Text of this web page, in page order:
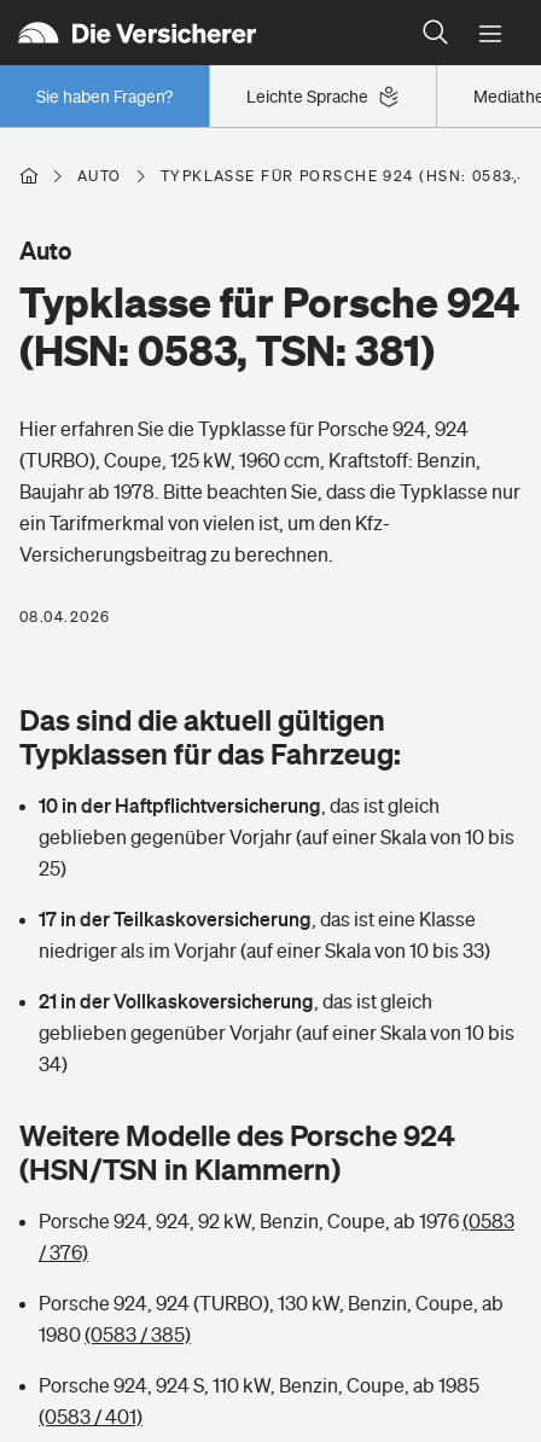
Leichte Sprache
Sie haben Fragen?
Wer versichert was: Jetzt Versicherer finden
Regionalklassen: So ist Ihre Region eingestuft
Wer versichert was: Jetzt Versicherer finden
Berufsunfähigkeitsversicherung
Erwerbsunfähigkeitsversicherung
Grundfähigkeitsversicherung
Arbeitsrechtsschutz
Berufshaftpflichtversicherung
Zur Übersicht
Tools
Wer versichert was: Jetzt Versicherer finden
Sie haben Fragen?
Wohnen
Hausratversicherung
Glasversicherung
Mietkautionsversicherung
Restkreditversicherung
Tools
Hochwasser-Check: Wie gefährdet ist Ihr Haus?
Sie haben Fragen?
Freizeit
Pri­vate Haft­pflicht­
Kinderunfall­ver­si­che­rung
Kinderinvalidität
Hundehalter-Haftpflicht
Handyversicherung
Private Cyberversicherung
Zur Übersicht
Kinderunfall-Check: Mehr Sicherheit für deine Kids
Gesundheit
Private Krankenversicherung
Dread-Disease-Versicherung
Tierkrankenversicherung
Zur Übersicht
Tools
Wer versichert was: Jetzt Versicherer finden
Rentenrechner: Wie viel Geld bekomme ich im Alter?
AUTO TYPKLASSE FÜR PORSCHE 924 (HSN: 0583,
Typklasse für Porsche 924
(HSN: 0583, TSN: 381)
Auto
Hier erfahren Sie die Typklasse für Porsche 924, 924
(TURBO), Coupe, 125 kW, 1960 ccm, Kraftstoff: Benzin,
Baujahr ab 1978. Bitte beachten Sie, dass die Typklasse nur
ein Tarifmerkmal von vielen ist, um den Kfz-
Versicherungsbeitrag zu berechnen.
08.04.2026
Das sind die aktuell gültigen
Typklassen für das Fahrzeug:
10 in der Haftpflichtversicherung das ist gleich
geblieben gegenüber Vorjahr (auf einer Skala von 10 bis
25)
17 in der Teilkaskoversicherung das ist eine Klasse
niedriger als im Vorjahr (auf einer Skala von 10 bis 33)
21 in der Vollkaskoversicherung das ist gleich
geblieben gegenüber Vorjahr (auf einer Skala von 10 bis
34)
Weitere Modelle des Porsche 924
(HSN/TSN in Klammern)
Porsche 924, 924, 92 kW, Benzin, Coupe, ab 1976(0583
/ 376)
Porsche 924, 924 (TURBO), 130 kW, Benzin, Coupe, ab
1980(0583 / 385)
Porsche 924, 924 S, 110 kW, Benzin, Coupe, ab 1985
(0583 / 401)